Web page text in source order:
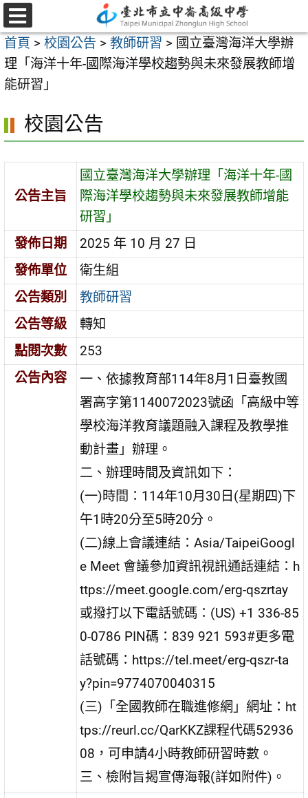
跳
至
主
要
內
區
選
單
首頁 > 校園公告 > 教師研習 > 國立臺灣海洋大學辦
理「海洋十年-國際海洋學校趨勢與未來發展教師增
能研習」
校園公告
公告主旨
國立臺灣海洋大學辦理「海洋十年-國
際海洋學校趨勢與未來發展教師增能
研習」
發佈日期
2025 年 10 月 27 日
發佈單位
衛生組
公告類別
教師研習
公告等級
轉知
點閱次數
253
公告內容
一、依據教育部114年8月1日臺教國
署高字第1140072023號函「高級中等
學校海洋教育議題融入課程及教學推
動計畫」辦理。
二、辦理時間及資訊如下：
(一)時間：114年10月30日(星期四)下
午1時20分至5時20分。
(二)線上會議連結：Asia/TaipeiGoogl
e Meet 會議參加資訊視訊通話連結：h
ttps://meet.google.com/erg-qszrtay
或撥打以下電話號碼：‪(US) +1 336-85
0-0786‬ PIN碼：‪839 921 593‬#更多電
話號碼：https://tel.meet/erg-qszr-ta
y?pin=9774070040315
(三)「全國教師在職進修網」網址：ht
tps://reurl.cc/QarKKZ課程代碼52936
08，可申請4小時教師研習時數。
三、檢附旨揭宣傳海報(詳如附件)。